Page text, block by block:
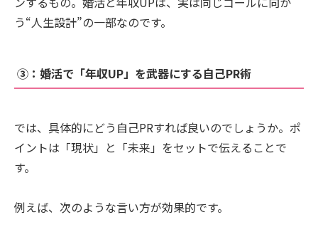
う“人生設計”の一部なのです。
③：婚活で「年収UP」を武器にする自己PR術
では、具体的にどう自己PRすれば良いのでしょうか。ポ
イントは「現状」と「未来」をセットで伝えることで
す。
例えば、次のような言い方が効果的です。